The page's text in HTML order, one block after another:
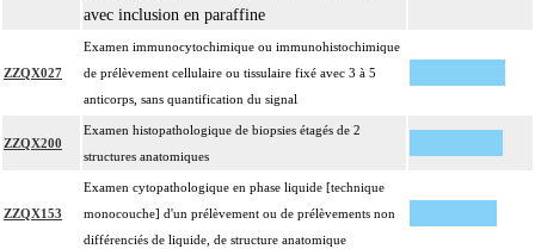
écrasis cellulaire
L'examen anatomopathologique, inclut : l'examen macroscopique et
microscopique de pièce d'exérèse
L'examen anatomopathologique d'un organe inclut : l'examen du feuillet
viscéral de son éventuelle séreuse
L'examen anatomopathologique de pièce d'exérèse inclut : l'échantillonnage,
la fixation, l'inclusion, la préparation microscopique avec une coloration
standard à base d'hémalun ou d'hématoxyline-éosine ou de phloxine avec ou
sans safran, avec ou sans photographie, l'interprétation, les éventuels
avec inclusion en paraffine
ZZQX027
Examen immunocytochimique ou immunohistochimique
de prélèvement cellulaire ou tissulaire fixé avec 3 à 5
anticorps, sans quantification du signal
ZZQX200
Examen histopathologique de biopsies étagés de 2
structures anatomiques
ZZQX153
Examen cytopathologique en phase liquide [technique
monocouche] d'un prélèvement ou de prélèvements non
différenciés de liquide, de structure anatomique